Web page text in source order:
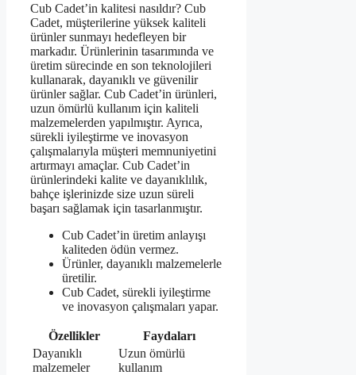
Cub Cadet’in kalitesi nasıldır? Cub
Cadet, müşterilerine yüksek kaliteli
ürünler sunmayı hedefleyen bir
markadır. Ürünlerinin tasarımında ve
üretim sürecinde en son teknolojileri
kullanarak, dayanıklı ve güvenilir
ürünler sağlar. Cub Cadet’in ürünleri,
uzun ömürlü kullanım için kaliteli
malzemelerden yapılmıştır. Ayrıca,
sürekli iyileştirme ve inovasyon
çalışmalarıyla müşteri memnuniyetini
artırmayı amaçlar. Cub Cadet’in
ürünlerindeki kalite ve dayanıklılık,
bahçe işlerinizde size uzun süreli
başarı sağlamak için tasarlanmıştır.
Cub Cadet’in üretim anlayışı
kaliteden ödün vermez.
Ürünler, dayanıklı malzemelerle
üretilir.
Cub Cadet, sürekli iyileştirme
ve inovasyon çalışmaları yapar.
Özellikler
Faydaları
Dayanıklı
malzemeler
Uzun ömürlü
kullanım